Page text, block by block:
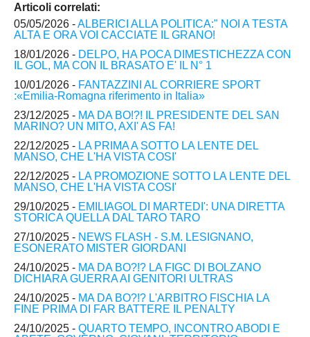
Articoli correlati:
05/05/2026 -ALBERICI ALLA POLITICA:" NOI A TESTA
ALTA E ORA VOI CACCIATE IL GRANO!
18/01/2026 - DELPO, HA POCA DIMESTICHEZZA CON
IL GOL, MA CON IL BRASATO E' IL N° 1
10/01/2026 - FANTAZZINI AL CORRIERE SPORT
:«Emilia-Romagna riferimento in Italia»
23/12/2025 - MA DA BO!?! IL PRESIDENTE DEL SAN
MARINO? UN MITO, AXI' AS FA!
22/12/2025 - LA PRIMA A SOTTO LA LENTE DEL
MANSO, CHE L'HA VISTA COSI'
22/12/2025 - LA PROMOZIONE SOTTO LA LENTE DEL
MANSO, CHE L'HA VISTA COSI'
29/10/2025 - EMILIAGOL DI MARTEDI': UNA DIRETTA
STORICA QUELLA DAL TARO TARO
27/10/2025 - NEWS FLASH - S.M. LESIGNANO,
ESONERATO MISTER GIORDANI
24/10/2025 - MA DA BO?!? LA FIGC DI BOLZANO
DICHIARA GUERRA AI GENITORI ULTRAS
24/10/2025 - MA DA BO?!? L'ARBITRO FISCHIA LA
FINE PRIMA DI FAR BATTERE IL PENALTY
24/10/2025 - QUARTO TEMPO, INCONTRO ABODI E